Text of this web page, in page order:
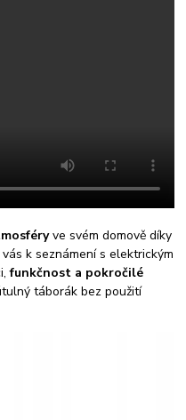
ve svém domově díky
k seznámení s elektrickým
funkčnost a pokročilé
táborák bez použití